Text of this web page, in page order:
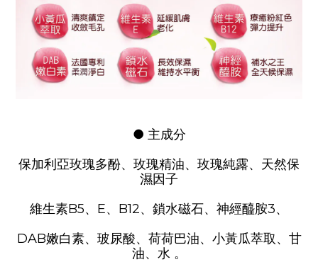
● 主成分
保加利亞玫瑰多酚、玫瑰精油、玫瑰純露、天然保
濕因子
維生素B5、E、B12、鎖水磁石、神經醯胺3、
DAB嫩白素、玻尿酸、荷荷巴油、小黃瓜萃取、甘
油、水 。